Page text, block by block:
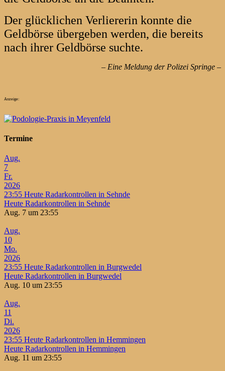
Der glücklichen Verliererin konnte die
Geldbörse übergeben werden, die bereits
nach ihrer Geldbörse suchte.
– Eine Meldung der Polizei Springe –
Anzeige:
Termine
Aug.
7
Fr.
2026
23:55 Heute Radarkontrollen in Sehnde
Heute Radarkontrollen in Sehnde
Aug. 7 um 23:55
Aug.
10
Mo.
2026
23:55 Heute Radarkontrollen in Burgwedel
Heute Radarkontrollen in Burgwedel
Aug. 10 um 23:55
Aug.
11
Di.
2026
23:55 Heute Radarkontrollen in Hemmingen
Heute Radarkontrollen in Hemmingen
Aug. 11 um 23:55